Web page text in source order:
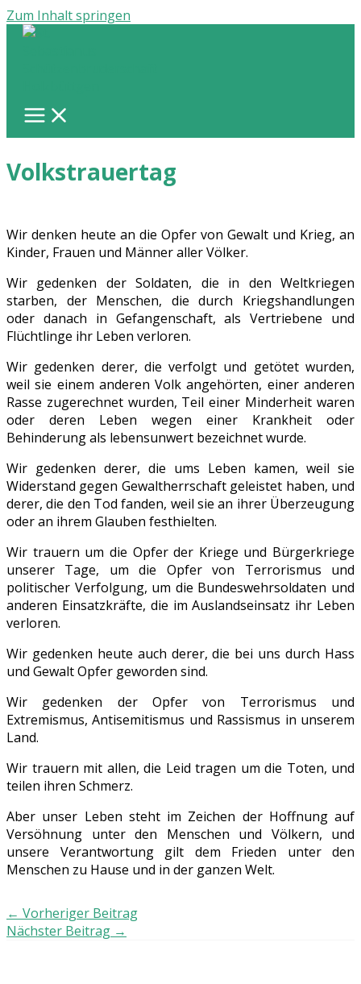
Zum Inhalt springen
Volkstrauertag
Wir denken heute an die Opfer von Gewalt und Krieg, an
Kinder, Frauen und Männer aller Völker.
Wir gedenken der Soldaten, die in den Weltkriegen
starben, der Menschen, die durch Kriegshandlungen
oder danach in Gefangenschaft, als Vertriebene und
Flüchtlinge ihr Leben verloren.
Wir gedenken derer, die verfolgt und getötet wurden,
weil sie einem anderen Volk angehörten, einer anderen
Rasse zugerechnet wurden, Teil einer Minderheit waren
oder deren Leben wegen einer Krankheit oder
Behinderung als lebensunwert bezeichnet wurde.
Wir gedenken derer, die ums Leben kamen, weil sie
Widerstand gegen Gewaltherrschaft geleistet haben, und
derer, die den Tod fanden, weil sie an ihrer Überzeugung
oder an ihrem Glauben festhielten.
Wir trauern um die Opfer der Kriege und Bürgerkriege
unserer Tage, um die Opfer von Terrorismus und
politischer Verfolgung, um die Bundeswehrsoldaten und
anderen Einsatzkräfte, die im Auslandseinsatz ihr Leben
verloren.
Wir gedenken heute auch derer, die bei uns durch Hass
und Gewalt Opfer geworden sind.
Wir gedenken der Opfer von Terrorismus und
Extremismus, Antisemitismus und Rassismus in unserem
Land.
Wir trauern mit allen, die Leid tragen um die Toten, und
teilen ihren Schmerz.
Aber unser Leben steht im Zeichen der Hoffnung auf
Versöhnung unter den Menschen und Völkern, und
unsere Verantwortung gilt dem Frieden unter den
Menschen zu Hause und in der ganzen Welt.
← Vorheriger Beitrag
Nächster Beitrag →